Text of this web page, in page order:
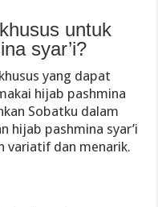
untuk
syar’i?
yang dapat
hijab pashmina
Sobatku dalam
hijab pashmina syar’i
variatif dan menarik.